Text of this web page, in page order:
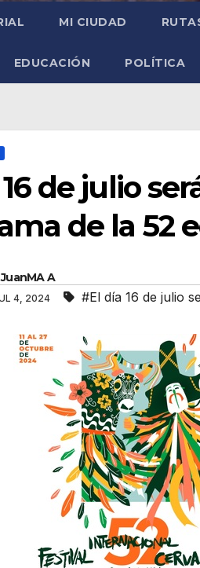
MI CIUDAD
EDUCACIÓN POLÍTICA
de julio
de la 52
JuanMA A
4, 2024 #El día 16 de julio